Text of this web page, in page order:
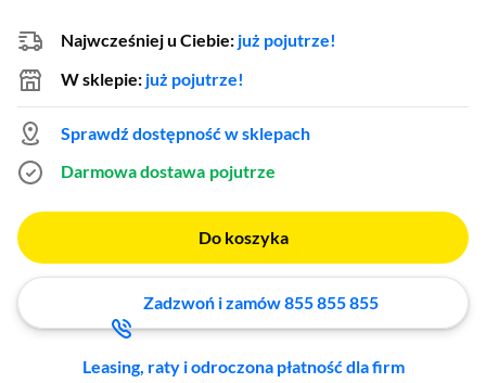
Najwcześniej u Ciebie: już pojutrze!
W sklepie: już pojutrze!
Sprawdź dostępność w sklepach
Darmowa dostawa pojutrze
Do koszyka
Zadzwoń i zamów 855 855 855
Leasing, raty i odroczona płatność dla firm